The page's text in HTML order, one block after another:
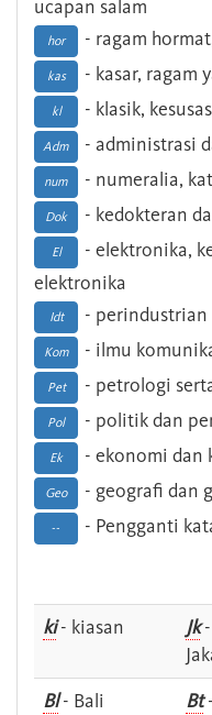
ucapan salam
hor - ragam
kas - kasar, ragam
kl - klasik,
Adm - administrasi
num - numeralia,
Dok - kedokteran
El
- elektronika,
elektronika
Idt -
Kom - ilmu
Pet - petrologi
Pol - politik dan
Ek - ekonomi dan
Geo - geografi dan
-- - Pengganti
ki- kiasan Jk-
Bl- Bali Bt